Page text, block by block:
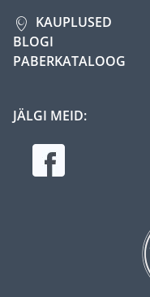
KAUPLUSED
BLOGI
PABERKATALOOG
JÄLGI MEID: